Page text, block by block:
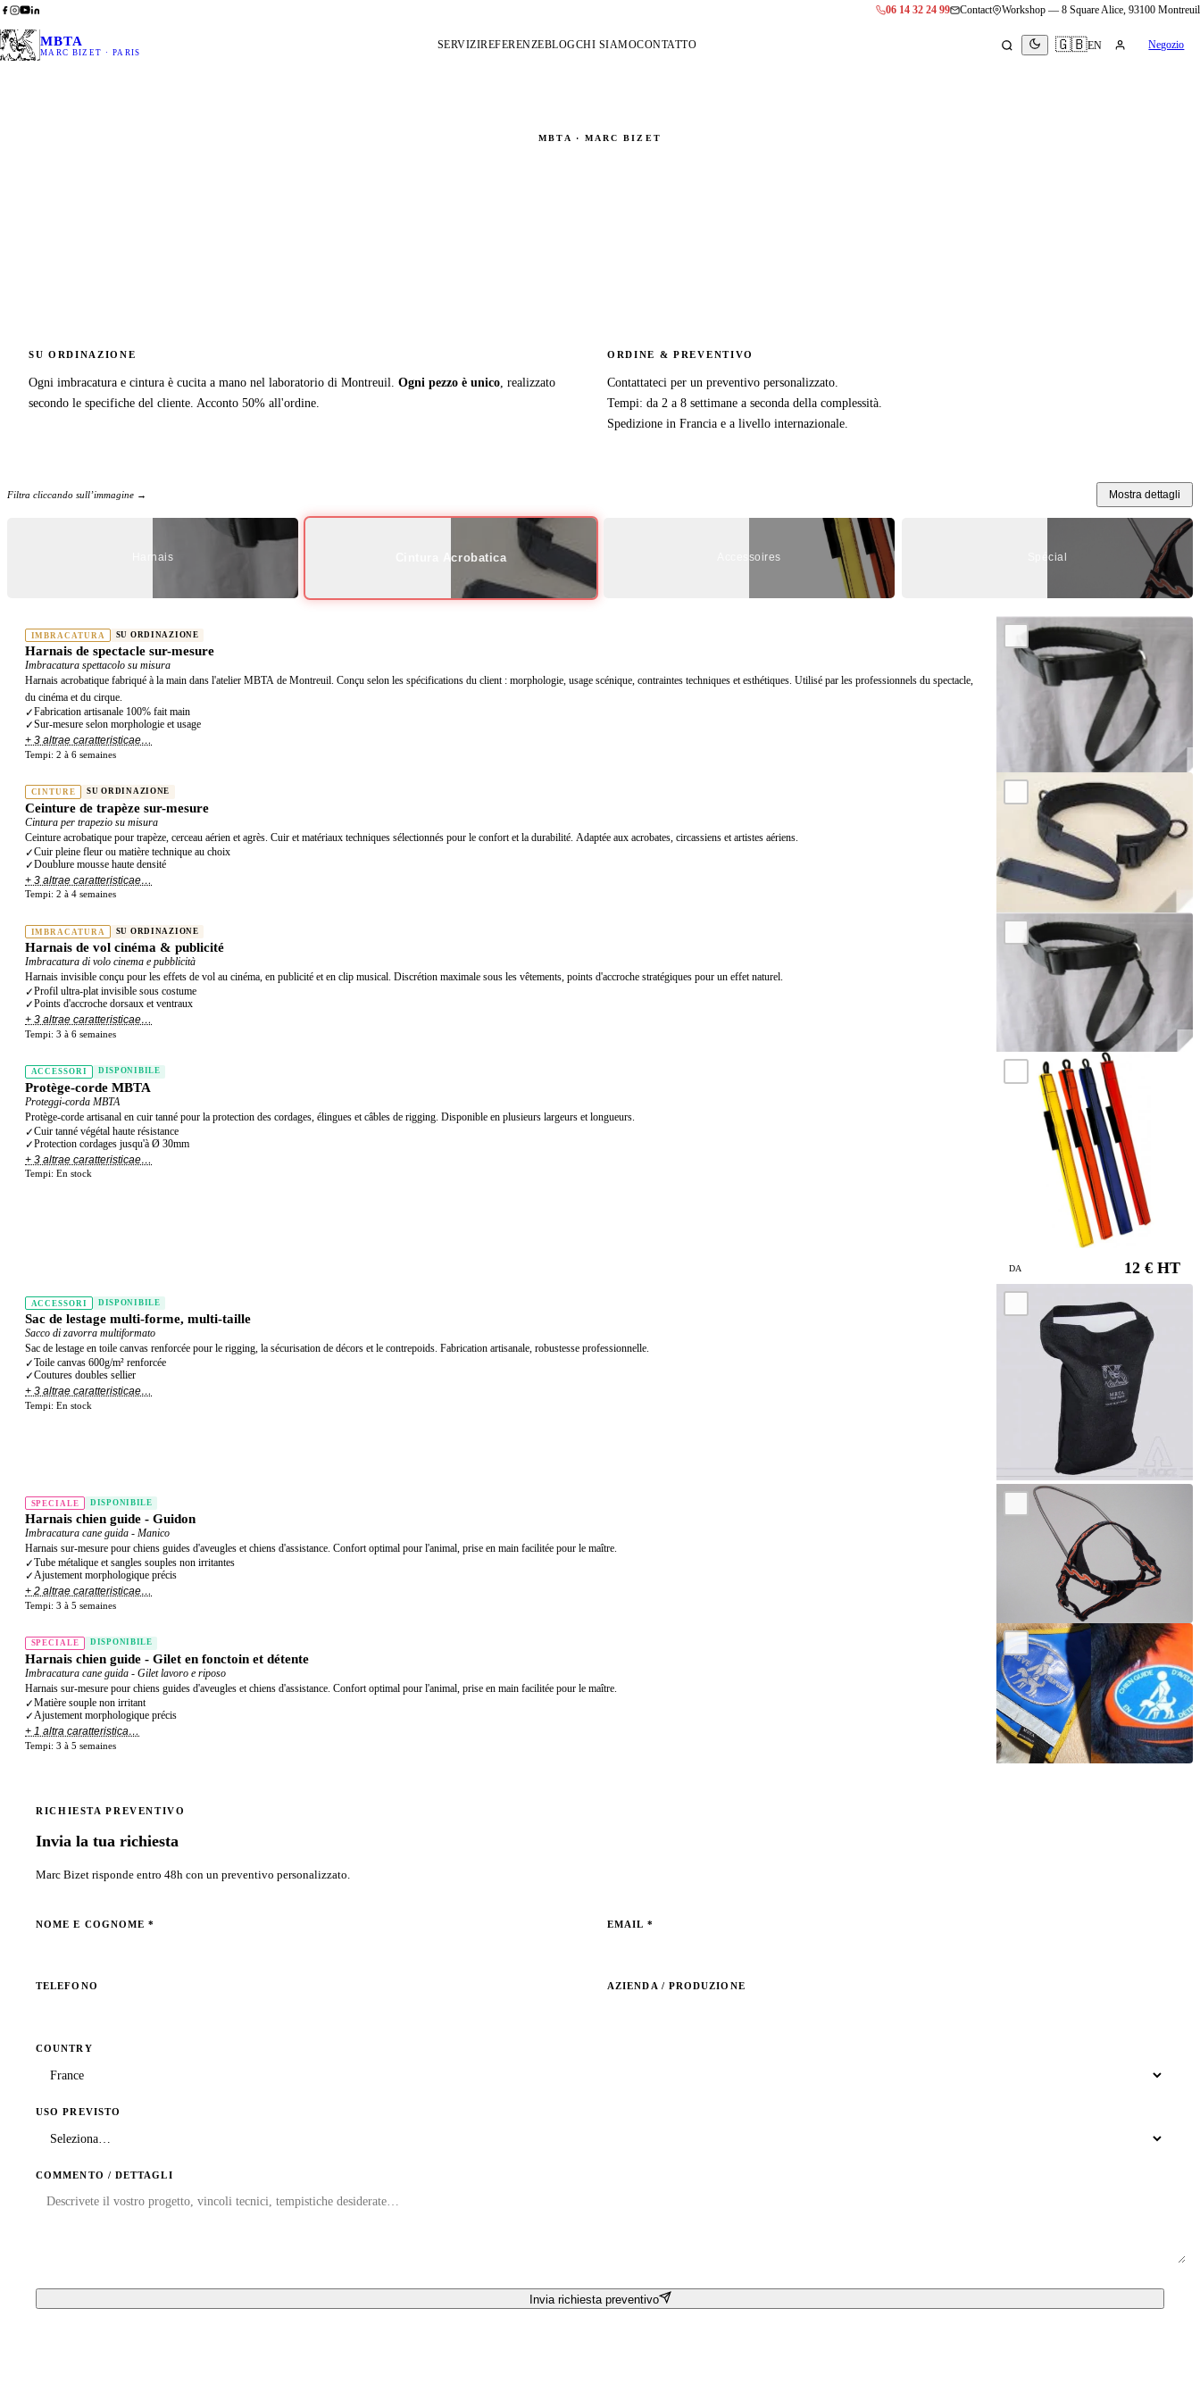
06 14 32 24 99 Contact Workshop — 8 Square Alice, 93100 Montreuil
MBTA
MARC BIZET · PARIS
SERVIZIREFERENZEBLOGCHI SIAMOCONTATTO 🇬🇧EN Negozio
MBTA · MARC BIZET
SU ORDINAZIONE
Ogni imbracatura e cintura è cucita a mano nel laboratorio di Montreuil. Ogni pezzo è unico, realizzato
secondo le specifiche del cliente. Acconto 50% all'ordine.
ORDINE & PREVENTIVO
Contattateci per un preventivo personalizzato.
Tempi: da 2 a 8 settimane a seconda della complessità.
Spedizione in Francia e a livello internazionale.
Filtra cliccando sull’immagine → Mostra dettagli
Harnais Cintura Acrobatica Accessoires Spécial
IMBRACATURA SU ORDINAZIONE
Harnais de spectacle sur-mesure
Imbracatura spettacolo su misura
Harnais acrobatique fabriqué à la main dans l'atelier MBTA de Montreuil. Conçu selon les spécifications du client : morphologie, usage scénique, contraintes techniques et esthétiques. Utilisé par les professionnels du spectacle,
du cinéma et du cirque.
✓Fabrication artisanale 100% fait main
✓Sur-mesure selon morphologie et usage
+ 3 altrae caratteristicae…
Tempi: 2 à 6 semaines
CINTURE SU ORDINAZIONE
Ceinture de trapèze sur-mesure
Cintura per trapezio su misura
Ceinture acrobatique pour trapèze, cerceau aérien et agrès. Cuir et matériaux techniques sélectionnés pour le confort et la durabilité. Adaptée aux acrobates, circassiens et artistes aériens.
✓Cuir pleine fleur ou matière technique au choix
✓Doublure mousse haute densité
+ 3 altrae caratteristicae…
Tempi: 2 à 4 semaines
IMBRACATURA SU ORDINAZIONE
Harnais de vol cinéma & publicité
Imbracatura di volo cinema e pubblicità
Harnais invisible conçu pour les effets de vol au cinéma, en publicité et en clip musical. Discrétion maximale sous les vêtements, points d'accroche stratégiques pour un effet naturel.
✓ Profil ultra-plat invisible sous costume
✓ Points d'accroche dorsaux et ventraux
+ 3 altrae caratteristicae…
Tempi: 3 à 6 semaines
ACCESSORI DISPONIBILE
Protège-corde MBTA
Proteggi-corda MBTA
Protège-corde artisanal en cuir tanné pour la protection des cordages, élingues et câbles de rigging. Disponible en plusieurs largeurs et longueurs.
✓Cuir tanné végétal haute résistance
✓Protection cordages jusqu'à Ø 30mm
+ 3 altrae caratteristicae…
Tempi: En stock
DA 12 € HT
ACCESSORI DISPONIBILE
Sac de lestage multi-forme, multi-taille
Sacco di zavorra multiformato
Sac de lestage en toile canvas renforcée pour le rigging, la sécurisation de décors et le contrepoids. Fabrication artisanale, robustesse professionnelle.
✓Toile canvas 600g/m² renforcée
✓Coutures doubles sellier
+ 3 altrae caratteristicae…
Tempi: En stock
SPECIALE DISPONIBILE
Harnais chien guide - Guidon
Imbracatura cane guida - Manico
Harnais sur-mesure pour chiens guides d'aveugles et chiens d'assistance. Confort optimal pour l'animal, prise en main facilitée pour le maître.
✓Tube métalique et sangles souples non irritantes
✓ Ajustement morphologique précis
+ 2 altrae caratteristicae…
Tempi: 3 à 5 semaines
SPECIALE DISPONIBILE
Harnais chien guide - Gilet en fonctoin et détente
Imbracatura cane guida - Gilet lavoro e riposo
Harnais sur-mesure pour chiens guides d'aveugles et chiens d'assistance. Confort optimal pour l'animal, prise en main facilitée pour le maître.
✓Matière souple non irritant
✓ Ajustement morphologique précis
+ 1 altra caratteristica…
Tempi: 3 à 5 semaines
RICHIESTA PREVENTIVO
Invia la tua richiesta
Marc Bizet risponde entro 48h con un preventivo personalizzato.
NOME E COGNOME * EMAIL *
TELEFONO AZIENDA / PRODUZIONE
COUNTRY
USO PREVISTO
COMMENTO / DETTAGLI
Invia richiesta preventivo